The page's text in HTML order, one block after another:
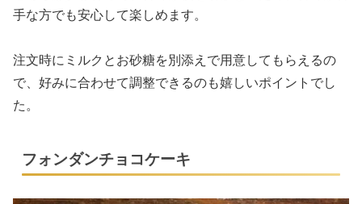
手な方でも安心して楽しめます。
注文時にミルクとお砂糖を別添えで用意してもらえるの
で、好みに合わせて調整できるのも嬉しいポイントでし
た。
フォンダンチョコケーキ